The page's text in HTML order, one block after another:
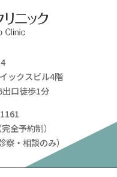
ックスビル4階
口徒歩1分
全予約制）
・相談のみ）